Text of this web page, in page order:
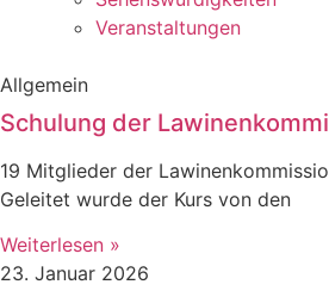
Veranstaltungen
Allgemein
Schulung der
19 Mitglieder der
Geleitet wurde der Kurs von den
Weiterlesen »
23. Januar 2026